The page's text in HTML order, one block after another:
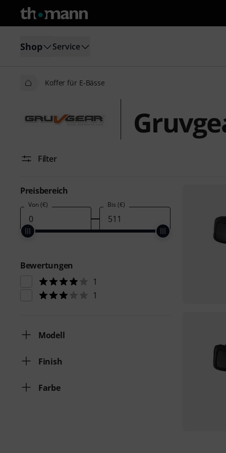
Shop Service
Koffer für E-Bässe
Filter
Preisbereich
Von (€) Bis (€)
Bewertungen
1
1
Modell
Finish
Farbe